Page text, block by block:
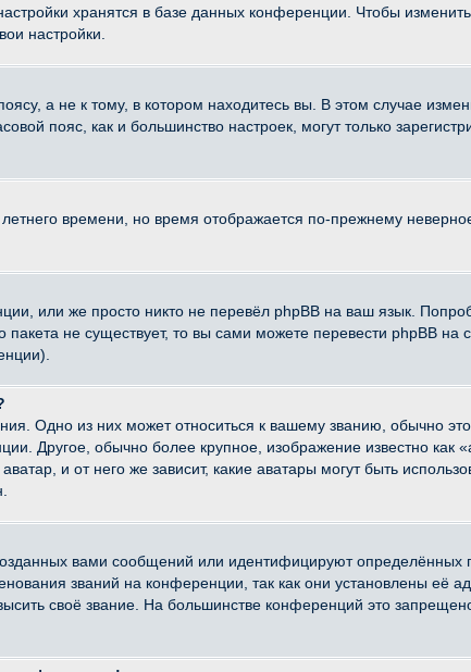
хранятся в базе данных конференции. Чтобы
настройки.
а не к тому, в котором находитесь вы. В этом случае
пояс, как и большинство настроек, могут только
времени, но время отображается по-прежнему
или же просто никто не перевёл phpBB на ваш язык.
пакета не существует, то вы сами можете перевести phpBB
Одно из них может относиться к вашему званию, обычно
Другое, обычно более крупное, изображение известно как
и от него же зависит, какие аватары могут быть
вами сообщений или идентифицируют определённых
званий на конференции, так как они установлены её
своё звание. На большинстве конференций это